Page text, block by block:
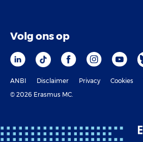
Volg ons op
ANBI Disclaimer Privacy Cookies
© 2026 Erasmus MC.